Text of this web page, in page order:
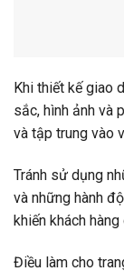
Khi thiết kế giao
sắc, hình ảnh và
và tập trung vào
Tránh sử dụng
và những hành
khiến khách
Điều làm cho